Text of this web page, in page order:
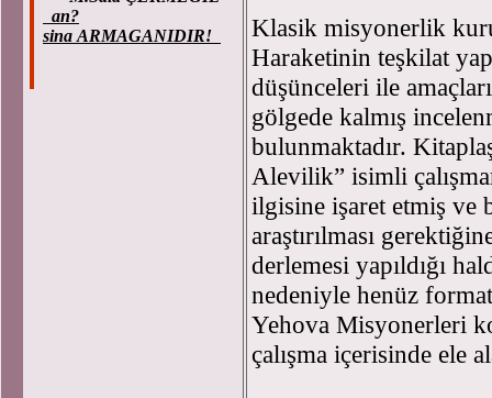
an?
sina ARMAGANIDIR!
Klasik misyonerlik
Haraketinin teşkilat
düşünceleri ile
gölgede kalmış
bulunmaktadır.
Alevilik” isimli
ilgisine işaret etmiş ve
araştırılması
derlemesi yapıldığı
nedeniyle henüz
Yehova Misyonerleri
çalışma içerisinde ele